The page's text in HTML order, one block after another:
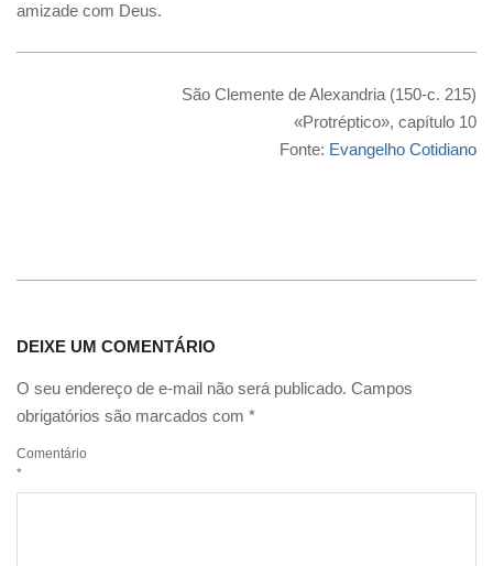
amizade com Deus.
São Clemente de Alexandria (150-c. 215)
«Protréptico», capítulo 10
Fonte: Evangelho Cotidiano
DEIXE UM COMENTÁRIO
O seu endereço de e-mail não será publicado. Campos
obrigatórios são marcados com *
Comentário
*